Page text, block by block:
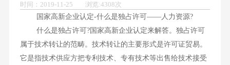
时间：2019-11-25 浏览:4308次
国家高新企业认定-什么是独占许可——人力资源?
什么是独占许可?国家高新企业认定来解答。独占许可
属于技术转让的范畴。技术转让的主要形式是许可证贸易。
它是指技术供应方把专利技术、专有技术等出售给技术接受